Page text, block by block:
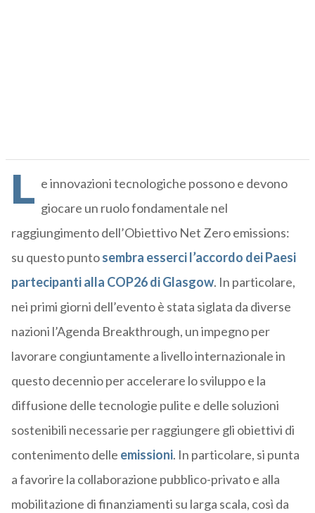
L e innovazioni tecnologiche possono e devono
giocare un ruolo fondamentale nel
raggiungimento dell’Obiettivo Net Zero emissions:
su questo puntosembra esserci l’accordo dei Paesi
partecipanti alla COP26 di Glasgow. In particolare,
nei primi giorni dell’evento è stata siglata da diverse
nazioni l’Agenda Breakthrough, un impegno per
lavorare congiuntamente a livello internazionale in
questo decennio per accelerare lo sviluppo e la
diffusione delle tecnologie pulite e delle soluzioni
sostenibili necessarie per raggiungere gli obiettivi di
contenimento delle emissioni. In particolare, si punta
a favorire la collaborazione pubblico-privato e alla
mobilitazione di finanziamenti su larga scala, così da